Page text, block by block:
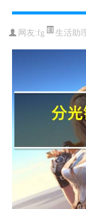
网友:fg 生活助